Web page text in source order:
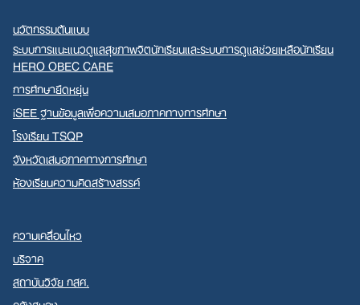
นวัตกรรมต้นแบบ
ระบบการแนะแนวดูแลสุขภาพจิตนักเรียนและระบบการดูแลช่วยเหลือนักเรียน
HERO OBEC CARE
การศึกษายืดหยุ่น
iSEE ฐานข้อมูลเพื่อความเสมอภาคทางการศึกษา
โรงเรียน TSQP
จังหวัดเสมอภาคทางการศึกษา
ห้องเรียนความคิดสร้างสรรค์
ความเคลื่อนไหว
บริจาค
สถาบันวิจัย กสศ.